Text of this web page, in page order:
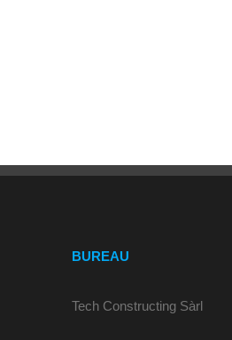
BUREAU
Tech Constructing Sàrl